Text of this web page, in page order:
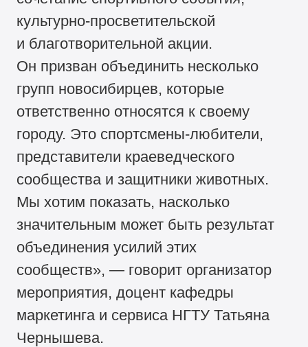
культурно-просветительской
и благотворительной акции.
Он призван объединить несколько
групп новосибирцев, которые
ответственно относятся к своему
городу. Это спортсмены-любители,
представители краеведческого
сообщества и защитники животных.
Мы хотим показать, насколько
значительным может быть результат
объединения усилий этих
сообществ», — говорит организатор
мероприятия, доцент кафедры
маркетинга и сервиса НГТУ Татьяна
Чернышева.